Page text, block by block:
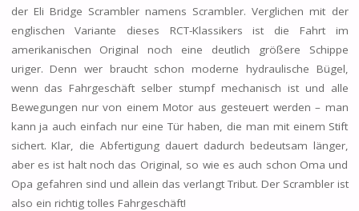
der Eli Bridge Scrambler namens Scrambler. Verglichen mit der
englischen Variante dieses RCT-Klassikers ist die Fahrt im
amerikanischen Original noch eine deutlich größere Schippe
uriger. Denn wer braucht schon moderne hydraulische Bügel,
wenn das Fahrgeschäft selber stumpf mechanisch ist und alle
Bewegungen nur von einem Motor aus gesteuert werden – man
kann ja auch einfach nur eine Tür haben, die man mit einem Stift
sichert. Klar, die Abfertigung dauert dadurch bedeutsam länger,
aber es ist halt noch das Original, so wie es auch schon Oma und
Opa gefahren sind und allein das verlangt Tribut. Der Scrambler ist
also ein richtig tolles Fahrgeschäft!